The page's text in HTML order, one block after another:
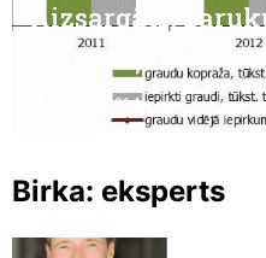
Aizsargāts:
kartupeļu un
4 jūlijs, 2014
Birka: eksperts